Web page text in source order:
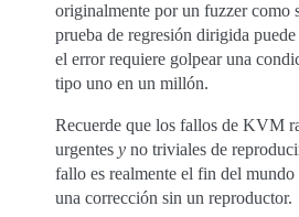
originalmente por un fuzzer como
prueba de regresión dirigida
el error requiere golpear una
tipo uno en un millón.
Recuerde que los fallos de KVM
urgentes y no triviales de
fallo es realmente el fin del mundo
una corrección sin un reproductor.